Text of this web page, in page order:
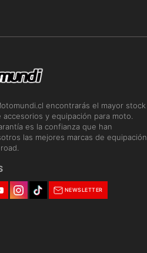
encontrarás el mayor stock
y equipación para moto.
es la confianza que han
las mejores marcas de equipación
NEWSLETTER